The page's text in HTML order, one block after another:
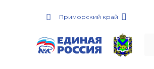
Приморский край